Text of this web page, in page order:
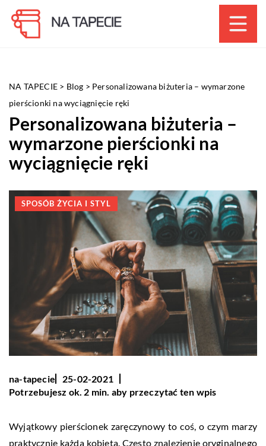
NA TAPECIE > Blog > Personalizowana biżuteria – wymarzone
pierścionki na wyciągnięcie ręki
Personalizowana biżuteria –
wymarzone pierścionki na
wyciągnięcie ręki
SPOSÓB ŻYCIA I STYL
na-tapecie
25-02-2021
Potrzebujesz ok. 2 min. aby przeczytać ten wpis
Wyjątkowy pierścionek zaręczynowy to coś, o czym marzy
praktycznie każda kobieta. Często znalezienie oryginalnego